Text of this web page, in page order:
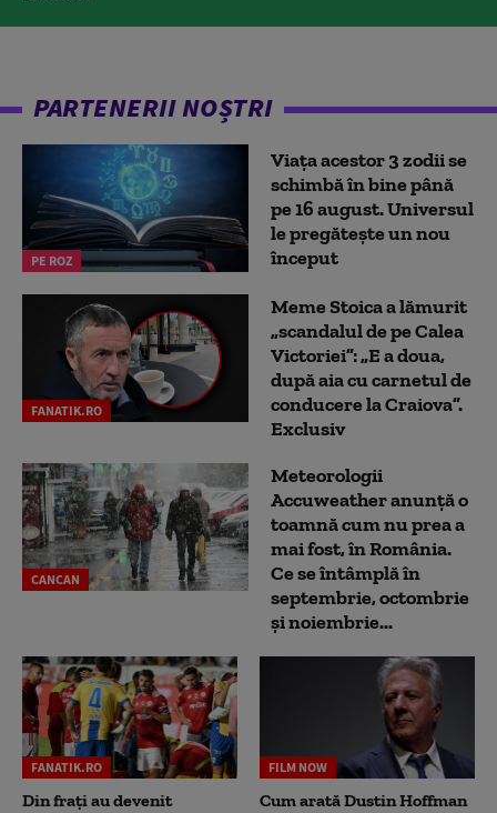
PARTENERII NOȘTRI
PE ROZ
Viața acestor 3 zodii se
schimbă în bine până
pe 16 august. Universul
le pregătește un nou
început
FANATIK.RO
Meme Stoica a lămurit
„scandalul de pe Calea
Victoriei”: „E a doua,
după aia cu carnetul de
conducere la Craiova”.
Exclusiv
CANCAN
Meteorologii
Accuweather anunță o
toamnă cum nu prea a
mai fost, în România.
Ce se întâmplă în
septembrie, octombrie
și noiembrie...
FANATIK.RO
Din frați au devenit
FILM NOW
Cum arată Dustin Hoffman